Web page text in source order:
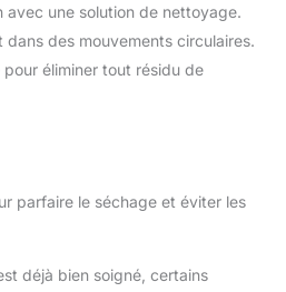
avec une solution de nettoyage.
dans des mouvements circulaires.
pour éliminer tout résidu de
parfaire le séchage et éviter les
déjà bien soigné, certains